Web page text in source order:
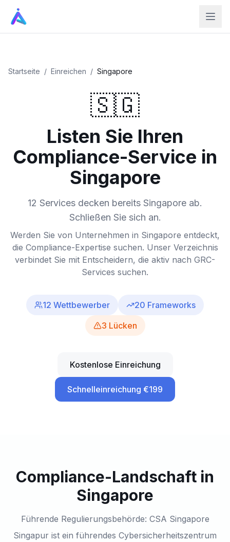
Startseite / Einreichen / Singapore
🇸🇬
Listen Sie Ihren
Compliance-Service in
Singapore
12 Services decken bereits Singapore ab.
Schließen Sie sich an.
Werden Sie von Unternehmen in Singapore entdeckt,
die Compliance-Expertise suchen. Unser Verzeichnis
verbindet Sie mit Entscheidern, die aktiv nach GRC-
Services suchen.
12 Wettbewerber 20 Frameworks
3 Lücken
Kostenlose Einreichung
Schnelleinreichung €199
Compliance-Landschaft in
Singapore
Führende Regulierungsbehörde: CSA Singapore
Singapur ist ein führendes Cybersicherheitszentrum